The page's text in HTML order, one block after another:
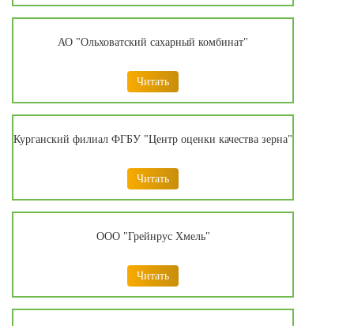
АО "Ольховатский сахарный комбинат"
Читать
Курганский филиал ФГБУ "Центр оценки качества зерна"
Читать
ООО "Грейнрус Хмель"
Читать